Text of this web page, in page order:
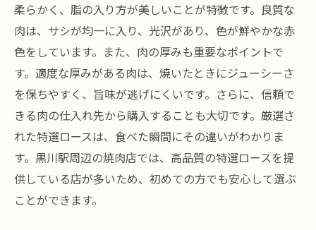
焼肉 牛炭の特選ロース：人気の理由
黒川駅周辺の隠れた焼肉スポット
特選ロースの美味しさを引き出すタレの選
び方
黒川駅での焼肉体験を楽しむためのガイド
黒川駅で最高の焼肉特選ロースの味わいを堪能
しよう
特選ロースと他の部位との違い
黒川駅での焼肉デートプラン
柔らかく、脂の入り方が美しいことが特徴です。良質な
肉は、サシが均一に入り、光沢があり、色が鮮やかな赤
色をしています。また、肉の厚みも重要なポイントで
す。適度な厚みがある肉は、焼いたときにジューシーさ
を保ちやすく、旨味が逃げにくいです。さらに、信頼で
きる肉の仕入れ先から購入することも大切です。厳選さ
れた特選ロースは、食べた瞬間にその違いがわかりま
す。黒川駅周辺の焼肉店では、高品質の特選ロースを提
供している店が多いため、初めての方でも安心して選ぶ
ことができます。